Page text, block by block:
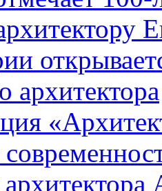
архитектора